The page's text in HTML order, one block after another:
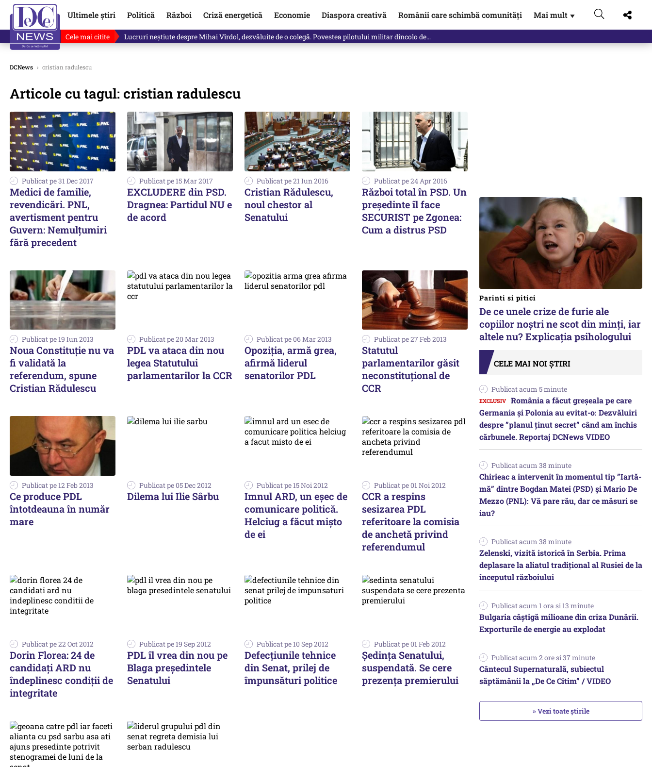
Ultimele știri Politică Război Criză energetică Economie Diaspora creativă Românii care schimbă comunități Mai mult ▼
Cele mai citite Lucruri neștiute despre Mihai Vîrdol, dezvăluite de o colegă. Povestea pilotului militar dincolo de…
DCNews › cristian radulescu
Articole cu tagul: cristian radulescu
Publicat pe 31 Dec 2017
Medici de familie,
revendicări. PNL,
avertisment pentru
Guvern: Nemulţumiri
fără precedent
Publicat pe 15 Mar 2017
EXCLUDERE din PSD.
Dragnea: Partidul NU e
de acord
Publicat pe 21 Iun 2016
Cristian Rădulescu,
noul chestor al
Senatului
Publicat pe 24 Apr 2016
Război total în PSD. Un
președinte îl face
SECURIST pe Zgonea:
Cum a distrus PSD
Publicat pe 19 Iun 2013
Noua Constituție nu va
fi validată la
referendum, spune
Cristian Rădulescu
Publicat pe 20 Mar 2013
PDL va ataca din nou
legea Statutului
parlamentarilor la CCR
Publicat pe 06 Mar 2013
Opoziția, armă grea,
afirmă liderul
senatorilor PDL
Publicat pe 27 Feb 2013
Statutul
parlamentarilor găsit
neconstituțional de
CCR
Publicat pe 12 Feb 2013
Ce produce PDL
întotdeauna în număr
mare
Publicat pe 05 Dec 2012
Dilema lui Ilie Sârbu
Publicat pe 15 Noi 2012
Imnul ARD, un eșec de
comunicare politică.
Helciug a făcut mișto
de ei
Publicat pe 01 Noi 2012
CCR a respins
sesizarea PDL
referitoare la comisia
de anchetă privind
referendumul
Publicat pe 22 Oct 2012
Dorin Florea: 24 de
candidaţi ARD nu
îndeplinesc condiţii de
integritate
Publicat pe 19 Sep 2012
PDL îl vrea din nou pe
Blaga președintele
Senatului
Publicat pe 10 Sep 2012
Defecțiunile tehnice
din Senat, prilej de
împunsături politice
Publicat pe 01 Feb 2012
Ședința Senatului,
suspendată. Se cere
prezența premierului
Parinti si pitici
De ce unele crize de furie ale
copiilor noștri ne scot din minți, iar
altele nu? Explicația psihologului
CELE MAI NOI ȘTIRI
Publicat acum 5 minute
România a făcut greșeala pe care
Germania și Polonia au evitat-o: Dezvăluiri
despre ”planul ținut secret” când am închis
cărbunele. Reportaj DCNews VIDEO
Publicat acum 38 minute
Chirieac a intervenit în momentul tip ”Iartă-
mă” dintre Bogdan Matei (PSD) și Mario De
Mezzo (PNL): Vă pare rău, dar ce măsuri se
iau?
Publicat acum 38 minute
Zelenski, vizită istorică în Serbia. Prima
deplasare la aliatul tradițional al Rusiei de la
începutul războiului
Publicat acum 1 ora si 13 minute
Bulgaria câștigă milioane din criza Dunării.
Exporturile de energie au explodat
Publicat acum 2 ore si 37 minute
Cântecul Supernaturală, subiectul
săptămânii la „De Ce Citim” / VIDEO
» Vezi toate știrile